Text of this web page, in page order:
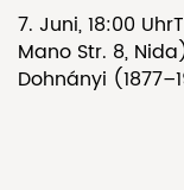
7. Juni, 18:00
Mano Str. 8,
Dohnányi